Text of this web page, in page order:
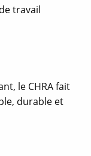
travail
le CHRA fait
durable et